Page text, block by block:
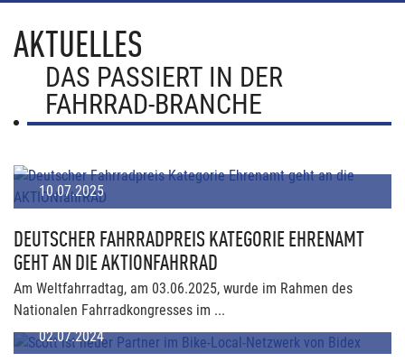
AKTUELLES
DAS PASSIERT IN DER
FAHRRAD-BRANCHE
10.07.2025
DEUTSCHER FAHRRADPREIS KATEGORIE EHRENAMT
GEHT AN DIE AKTIONFAHRRAD
Am Weltfahrradtag, am 03.06.2025, wurde im Rahmen des
Nationalen Fahrradkongresses im ...
02.07.2024